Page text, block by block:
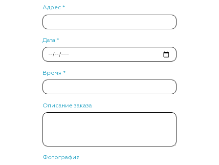
Адрес *
Дата *
Время *
Описание заказа
Фотография